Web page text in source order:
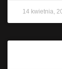
14 kwietnia,